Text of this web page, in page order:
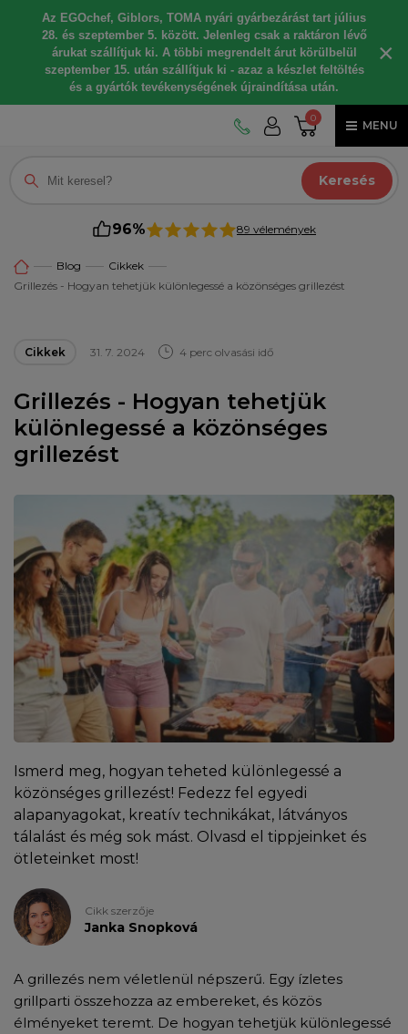
Az EGOchef, Giblors, TOMA nyári gyárbezárást tart július
28. és szeptember 5. között. Jelenleg csak a raktáron lévő
árukat szállítjuk ki. A többi megrendelt árut körülbelül
szeptember 15. után szállítjuk ki - azaz a készlet feltöltés
és a gyártók tevékenységének újraindítása után.
×
0
MENU
Keresés
96% 89 vélemények
Blog
Cikkek
Grillezés - Hogyan tehetjük különlegessé a közönséges grillezést
Cikkek 31. 7. 2024 4 perc olvasási idő
Grillezés - Hogyan tehetjük
különlegessé a közönséges
grillezést
Ismerd meg, hogyan teheted különlegessé a
közönséges grillezést! Fedezz fel egyedi
alapanyagokat, kreatív technikákat, látványos
tálalást és még sok mást. Olvasd el tippjeinket és
ötleteinket most!
Cikk szerzője
Janka Snopková
A grillezés nem véletlenül népszerű. Egy ízletes
grillparti összehozza az embereket, és közös
élményeket teremt. De hogyan tehetjük különlegessé